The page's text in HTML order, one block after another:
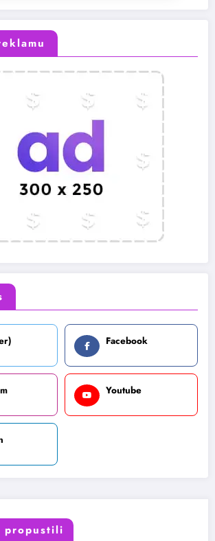
Facebook
Youtube
propustili